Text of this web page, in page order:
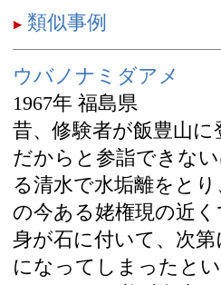
類似事例
ウバノナミダアメ
1967年 福島県
昔、修験者が飯豊山
だからと参詣できな
る清水で水垢離をと
の今ある姥権現の近
身が石に付いて、次
になってしまったと